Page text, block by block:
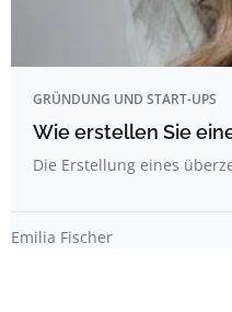
GRÜNDUNG UND START-UPS
Wie erstellen Sie
Die Erstellung eines
Emilia Fischer